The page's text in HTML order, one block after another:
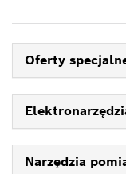
Oferty
Narzędzia